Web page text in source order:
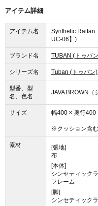
アイテム詳細
アイテム名
Synthetic Rattan
UC-06】)
ブランド名 TUBAN (トゥバ
シリーズ名 Tuban (トゥバン)
型番、型
名、色名
JAVA BROWN（
サイズ 幅400 × 奥行400
※クッション含む
素材
[張地]
布
[本体]
シンセティック
フレーム
[脚]
シンセティック